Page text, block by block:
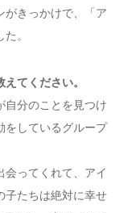
がきっかけで、「ア
。
てください。
自分のことを見つけ
をしているグループ
会ってくれて、アイ
子たちは絶対に幸せ